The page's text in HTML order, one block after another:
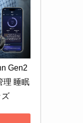
Gen2
理 睡眠
ズ